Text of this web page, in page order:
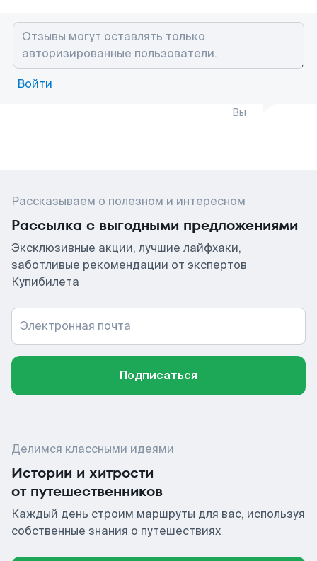
Войти
Вы
Рассказываем о полезном и интересном
Рассылка с выгодными предложениями
Эксклюзивные акции, лучшие лайфхаки,
заботливые рекомендации от экспертов
Купибилета
Электронная почта
Подписаться
Делимся классными идеями
Истории и хитрости
от путешественников
Каждый день строим маршруты для вас, используя
собственные знания о путешествиях